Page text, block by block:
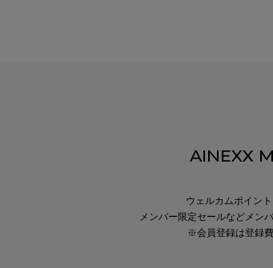
AINEXX
ウェルカムポイン
メンバー限定セールなどメン
※会員登録は登録